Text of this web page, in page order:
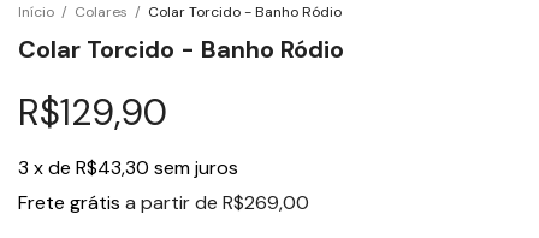
Início / Colares / Colar Torcido - Banho Ródio
Colar Torcido - Banho Ródio
R$129,90
3 xde R$43,30 sem juros
Frete grátis a partir de R$269,00